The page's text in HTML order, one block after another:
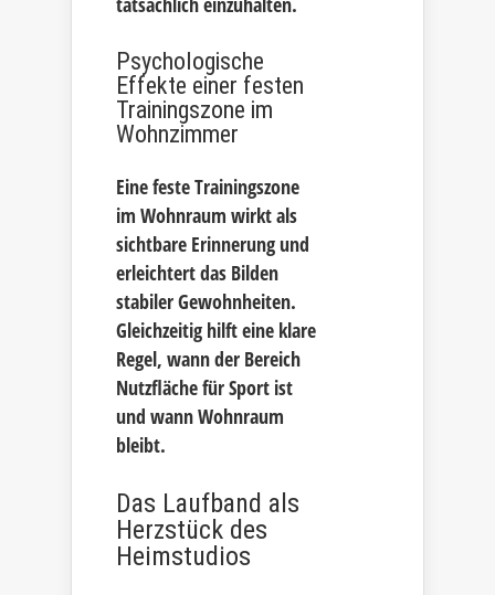
Psychologische
Effekte einer festen
Trainingszone im
Wohnzimmer
Eine feste Trainingszone
im Wohnraum wirkt als
sichtbare Erinnerung und
erleichtert das Bilden
stabiler Gewohnheiten.
Gleichzeitig hilft eine klare
Regel, wann der Bereich
Nutzfläche für Sport ist
und wann Wohnraum
bleibt.
Das Laufband als
Herzstück des
Heimstudios